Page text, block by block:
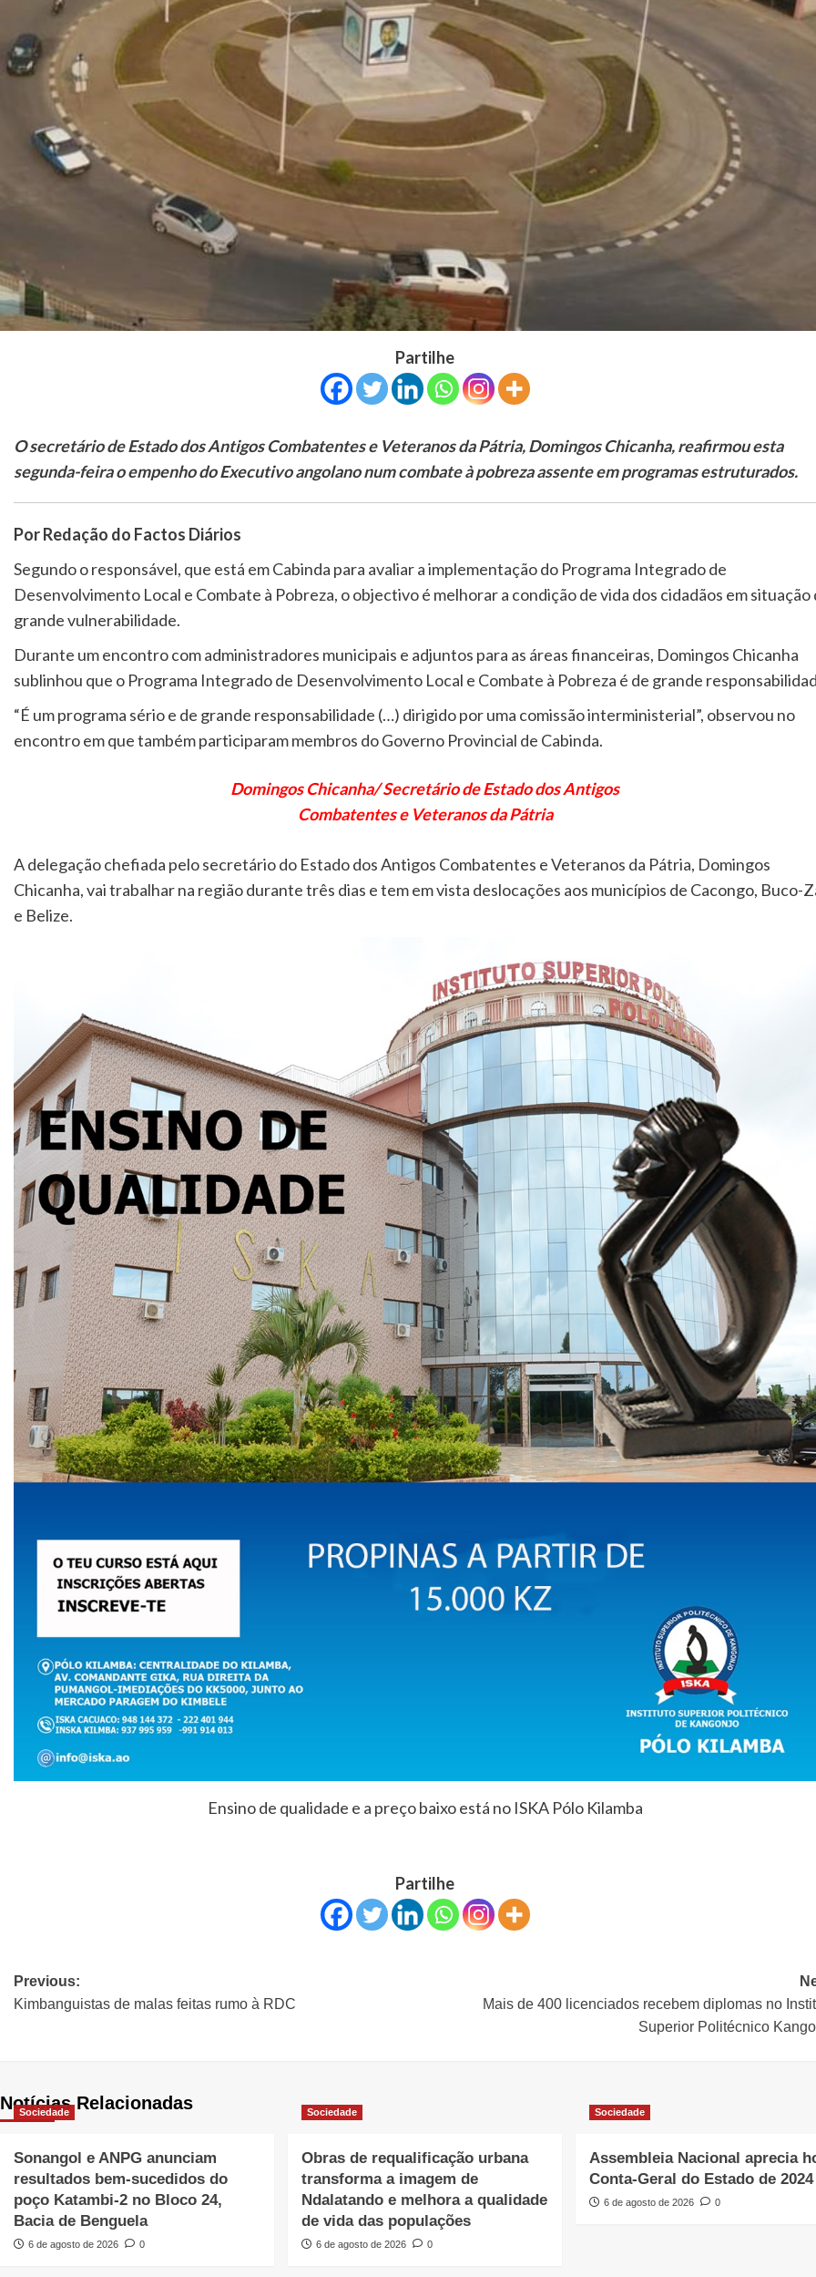
Partilhe
O secretário de Estado dos Antigos Combatentes e Veteranos da Pátria, Domingos Chicanha, reafirmou esta
segunda-feira o empenho do Executivo angolano num combate à pobreza assente em programas estruturados.
Por Redação do Factos Diários
Segundo o responsável, que está em Cabinda para avaliar a implementação do Programa Integrado de
Desenvolvimento Local e Combate à Pobreza, o objectivo é melhorar a condição de vida dos cidadãos em situação
grande vulnerabilidade.
Durante um encontro com administradores municipais e adjuntos para as áreas financeiras, Domingos Chicanha
sublinhou que o Programa Integrado de Desenvolvimento Local e Combate à Pobreza é de grande
“É um programa sério e de grande responsabilidade (…) dirigido por uma comissão interministerial”, observou no
encontro em que também participaram membros do Governo Provincial de Cabinda.
Domingos Chicanha/ Secretário de Estado dos Antigos
Combatentes e Veteranos da Pátria
A delegação chefiada pelo secretário do Estado dos Antigos Combatentes e Veteranos da Pátria, Domingos
Chicanha, vai trabalhar na região durante três dias e tem em vista deslocações aos municípios de Cacongo, Buco-
e Belize.
Ensino de qualidade e a preço baixo está no ISKA Pólo Kilamba
Partilhe
Previous:
Kimbanguistas de malas feitas rumo à RDC
Mais de 400 licenciados recebem diplomas no
Superior Politécnico
Notícias Relacionadas
Sociedade
Sonangol e ANPG anunciam
resultados bem-sucedidos do
poço Katambi-2 no Bloco 24,
Bacia de Benguela
6 de agosto de 2026 0
Sociedade
Obras de requalificação urbana
transforma a imagem de
Ndalatando e melhora a qualidade
de vida das populações
6 de agosto de 2026 0
Sociedade
Assembleia Nacional aprecia
Conta-Geral do Estado de 2024
6 de agosto de 2026 0